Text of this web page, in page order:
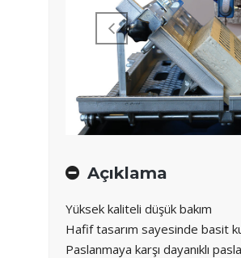
Açıklama
Yüksek kaliteli düşük bakım
Hafif tasarım sayesinde basit
Paslanmaya karşı dayanıklı